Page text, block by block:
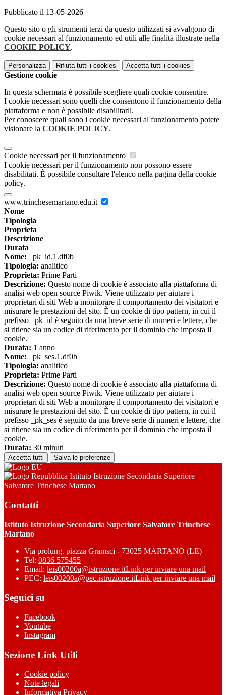
Pubblicato il 13-05-2026
Questo sito o gli strumenti terzi da questo utilizzati si avvalgono di
cookie necessari al funzionamento ed utili alle finalità illustrate nella
COOKIE POLICY.
Personalizza Rifiuta tutti i cookies Accetta tutti i cookies
Gestione cookie
In questa schermata è possibile scegliere quali cookie consentire.
I cookie necessari sono quelli che consentono il funzionamento della
piattaforma e non è possibile disabilitarli.
Per conoscere quali sono i cookie necessari al funzionamento potete
visionare la COOKIE POLICY.
Cookie necessari per il funzionamento
I cookie necessari per il funzionamento non possono essere
disabilitati. È possibile consultare l'elenco nella pagina della cookie
policy.
www.trinchesemartano.edu.it
Nome
Tipologia
Proprieta
Descrizione
Durata
Nome: _pk_id.1.df0b
Tipologia: analitico
Proprieta: Prime Parti
Descrizione: Questo nome di cookie è associato alla piattaforma di
analisi web open source Piwik. Viene utilizzato per aiutare i
proprietari di siti Web a monitorare il comportamento dei visitatori e
misurare le prestazioni del sito. È un cookie di tipo pattern, in cui il
prefisso _pk_id è seguito da una breve serie di numeri e lettere, che
si ritiene sia un codice di riferimento per il dominio che imposta il
cookie.
Durata: 1 anno
Nome: _pk_ses.1.df0b
Tipologia: analitico
Proprieta: Prime Parti
Descrizione: Questo nome di cookie è associato alla piattaforma di
analisi web open source Piwik. Viene utilizzato per aiutare i
proprietari di siti Web a monitorare il comportamento dei visitatori e
misurare le prestazioni del sito. È un cookie di tipo pattern, in cui il
prefisso _pk_ses è seguito da una breve serie di numeri e lettere, che
si ritiene sia un codice di riferimento per il dominio che imposta il
cookie.
Durata: 30 minuti
Accetta tutti Salva le preferenze
Istituto Istruzione Secondaria Superiore
Salvatore Trinchese Martano
Contatti
Istituto Istruzione Secondaria Superiore Salvatore Trinchese
Martano
Via prolung. piazza Gramsci - 73025 MARTANO (LE)
Tel: 0836 575455
Email: leis00200a@istruzione.itLink per inviare una mail
PEC: leis00200a@pec.istruzione.itLink per inviare una mail
Seguici su
Facebook
Youtube
Instagram
Sezione Link Utili
Cookie policy
Note legali
Informativa Privacy